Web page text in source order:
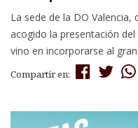
La sede de la DO Valencia,
acogido la presentación
vino en incorporarse al
Compartir en: